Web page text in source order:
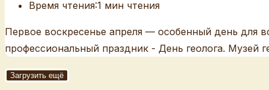
Время чтения:1 мин чтения
Первое воскресенье апреля — особенный день для
профессиональный праздник - День геолога. Музей
Загрузить ещё